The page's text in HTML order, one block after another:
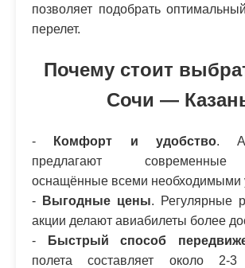
позволяет подобрать
перелет.
Почему стоит
Сочи —
- Комфорт и удобство.
предлагают
оснащённые всеми необходимыми
-
Выгодные цены. Регулярные
акции делают авиабилеты более
-
Быстрый способ
полета составляет около 2-